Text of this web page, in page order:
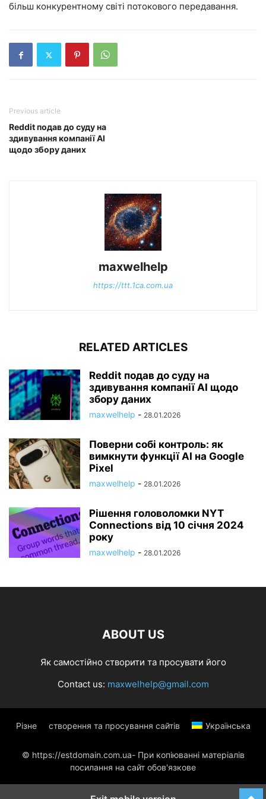
більш конкурентному світі потокового передавання.
Previous article
Reddit подав до суду на
здивування компанії AI
щодо збору даних
maxwelhelp
https://ttt.1ca.com.ua
RELATED ARTICLES
Reddit подав до суду на
здивування компанії AI щодо
збору даних
maxwelhelp - 28.01.2026
Поверни собі контроль: як
вимкнути функції AI на Google
Pixel
maxwelhelp - 28.01.2026
Рішення головоломки NYT
Connections від 10 січня 2024
року
maxwelhelp - 28.01.2026
ABOUT US
Як самостійно створити та просувати його
Contact us: maxwelhelp@gmail.com
Різне створення та просування сайтів Українська
© https://estdomain.com.ua- При копіюванні матеріалів
посилання на сайт обов'язкове